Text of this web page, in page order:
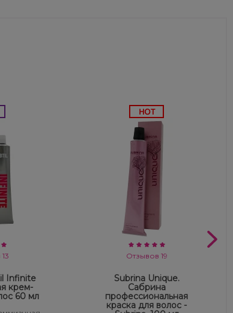
Infinite
крем-
60 мл
Отзывов 19
Subrina Unique.
Сабрина
профессиональная
краска для волос -